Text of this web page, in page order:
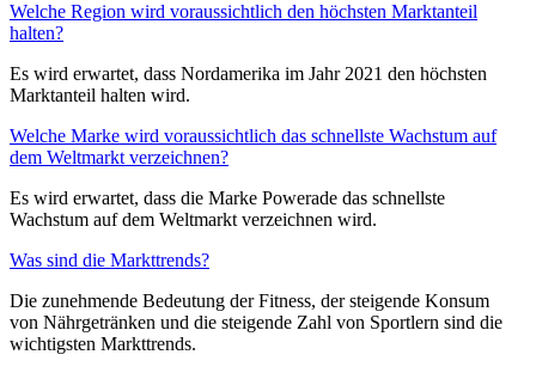
Welche Region wird voraussichtlich den höchsten Marktanteil
halten?
Es wird erwartet, dass Nordamerika im Jahr 2021 den höchsten
Marktanteil halten wird.
Welche Marke wird voraussichtlich das schnellste Wachstum auf
dem Weltmarkt verzeichnen?
Es wird erwartet, dass die Marke Powerade das schnellste
Wachstum auf dem Weltmarkt verzeichnen wird.
Was sind die Markttrends?
Die zunehmende Bedeutung der Fitness, der steigende Konsum
von Nährgetränken und die steigende Zahl von Sportlern sind die
wichtigsten Markttrends.